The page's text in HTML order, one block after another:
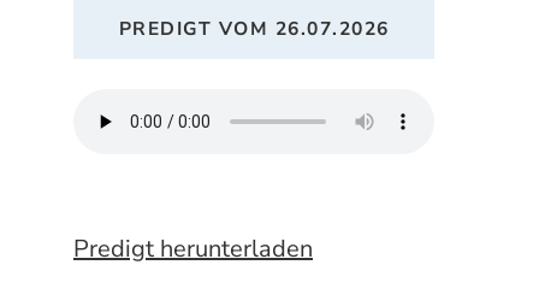
PREDIGT VOM 26.07.2026
Predigt herunterladen